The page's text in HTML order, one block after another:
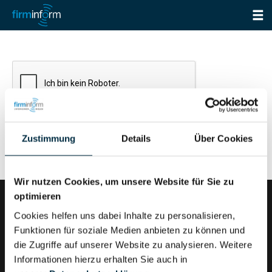
Zustimmung Details Über Cookies
Wir nutzen Cookies, um unsere Website für Sie zu
optimieren
Cookies helfen uns dabei Inhalte zu personalisieren,
Funktionen für soziale Medien anbieten zu können und
die Zugriffe auf unserer Website zu analysieren. Weitere
Informationen hierzu erhalten Sie auch in
firminform ist ein Produkt der Validatis GmbH